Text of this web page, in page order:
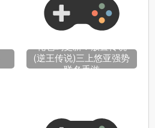
礼包码更新！放置传说
(逆王传说)三上悠亚强势
联名手游